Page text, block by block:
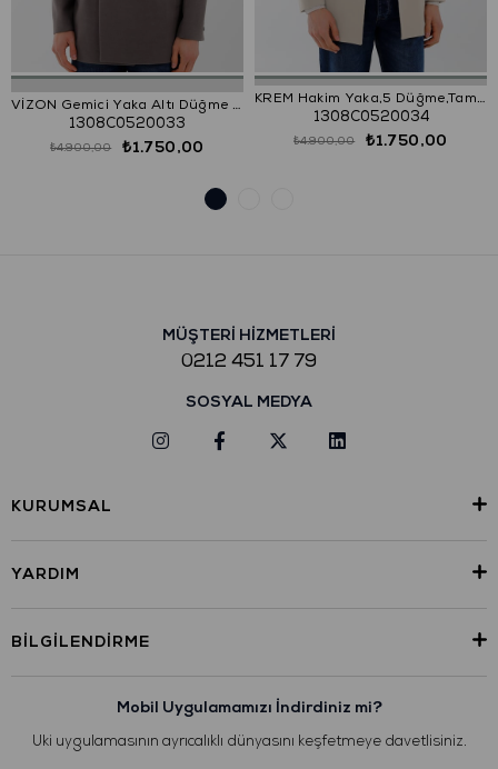
VİZON Gemici Yaka Altı Düğme Kaban
1308C0520033
₺1.750,00
₺4.900,00
KREM Hakim Yaka,5 Düğme,Tam Astar,Yan Cep,Tek Yırtmaç,Vatkasız
1308C0520034
₺1.750,00
₺4.900,00
MÜŞTERİ HİZMETLERİ
0212 451 17 79
SOSYAL MEDYA
KURUMSAL
YARDIM
BILGILENDIRME
Mobil Uygulamamızı İndirdiniz mi?
Uki uygulamasının ayrıcalıklı dünyasını keşfetmeye davetlisiniz.